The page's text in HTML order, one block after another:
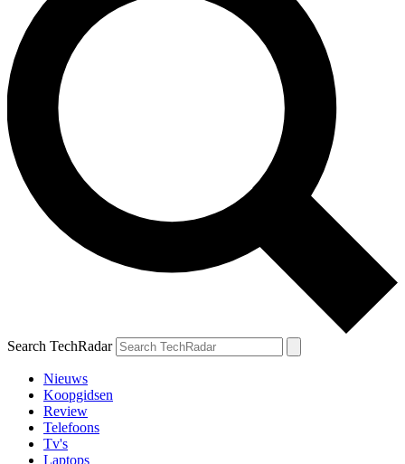
Search TechRadar
Nieuws
Koopgidsen
Review
Telefoons
Tv's
Laptops